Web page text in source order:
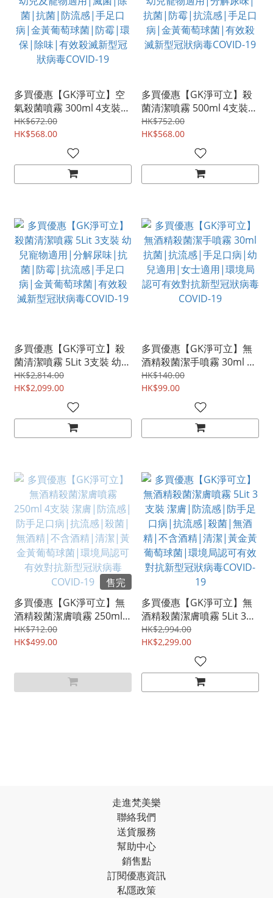
多買優惠【GK淨可立】空
氣殺菌噴霧 300ml 4支裝
幼兒及寵物適用|滅菌|除
菌|抗菌|防流感|手足口
病|金黃葡萄球菌|防霉|環
保|除味|有效殺滅新型冠
狀病毒COVID-19
HK$672.00
HK$568.00
多買優惠【GK淨可立】殺
菌清潔噴霧 500ml 4支裝
幼兒寵物適用|分解尿味|
抗菌|防霉|抗流感|手足口
病|金黃葡萄球菌|有效殺
滅新型冠狀病毒COVID-19
HK$752.00
HK$568.00
多買優惠【GK淨可立】殺
菌清潔噴霧 5Lit 3支裝 幼兒
寵物適用|分解尿味|抗菌|
防霉|抗流感|手足口病|金
黃葡萄球菌|有效殺滅新型
冠狀病毒COVID-19
HK$2,814.00
HK$2,099.00
多買優惠【GK淨可立】無
酒精殺菌潔手噴霧 30ml 抗
菌|抗流感|手足口病|幼兒
適用|女士適用|環境局認
可有效對抗新型冠狀病毒
COVID-19
HK$140.00
HK$99.00
售完
多買優惠【GK淨可立】無
酒精殺菌潔膚噴霧 250ml 4
支裝 潔膚|防流感|防手足
口病|抗流感|殺菌|無酒
葡萄球菌|環境局認可有效
對抗新型冠狀病毒COVID-
19
HK$712.00
HK$499.00
多買優惠【GK淨可立】無
酒精殺菌潔膚噴霧 5Lit 3支
裝 潔膚|防流感|防手足口
病|抗流感|殺菌|無酒精|
不含酒精|清潔|黃金黃葡
萄球菌|環境局認可有效對
抗新型冠狀病毒COVID-19
HK$2,994.00
HK$2,299.00
走進梵美樂
聯絡我們
送貨服務
幫助中心
銷售點
訂閱優惠資訊
私隱政策